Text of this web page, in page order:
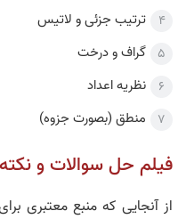
ترتیب جزئی و لاتیس
گراف و درخت
نظریه اعداد
منطق (بصورت جزوه)
فیلم حل سوالات و
از آنجایی که منبع معتبری